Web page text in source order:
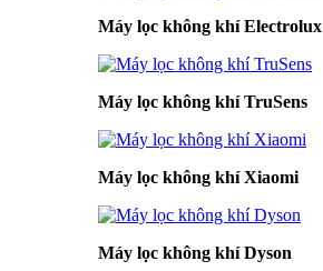
Máy lọc không khí Electrolux
Máy lọc không khí TruSens
Máy lọc không khí Xiaomi
Máy lọc không khí Dyson